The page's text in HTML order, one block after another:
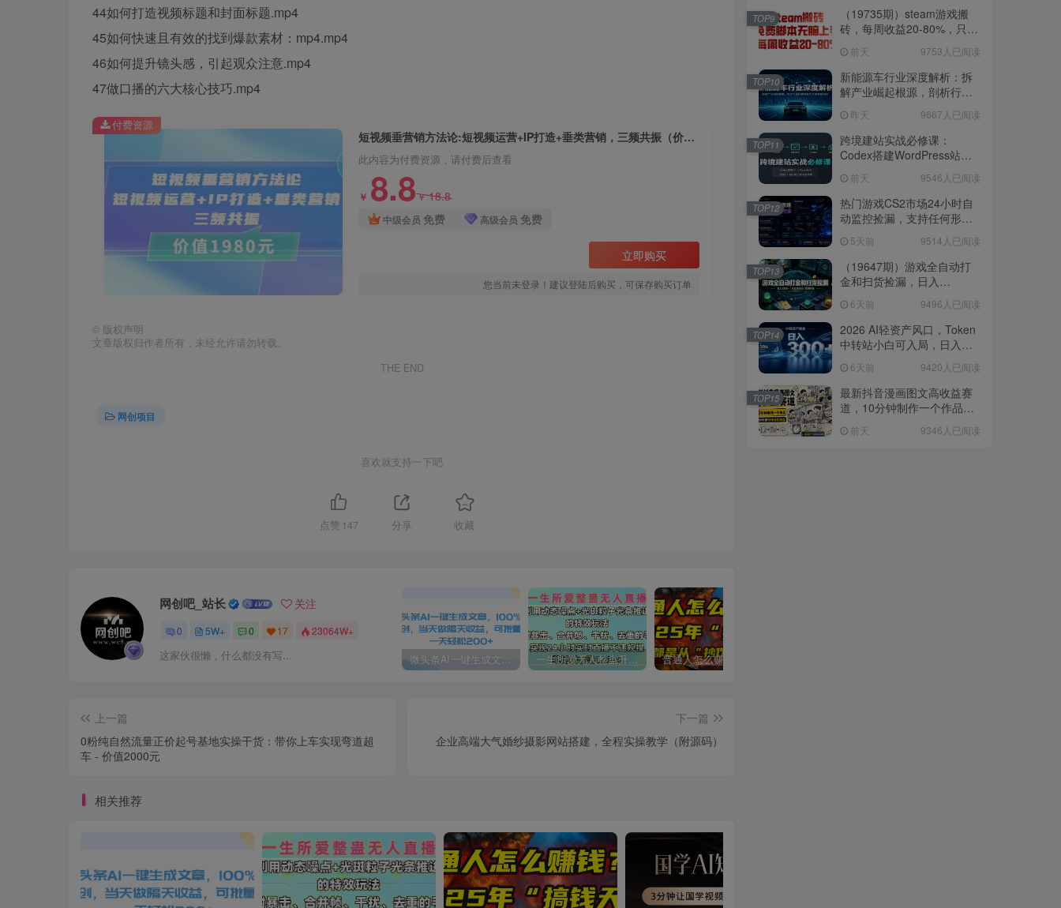
44如何打造视频标题和封面标题.mp4
45如何快速且有效的找到爆款素材：mp4.mp4
46如何提升镜头感，引起观众注意.mp4
47做口播的六大核心技巧.mp4
短视频垂营销方法论:短视频运营+IP打造+垂类营销，三频共振（价值1980）
此内容为付费资源，请付费后查看
￥ 8.8￥18.8
中级会员 免费 高级会员 免费
立即购买
您当前未登录！建议登陆后购买，可保存购买订单
付费资源
© 版权声明
文章版权归作者所有，未经允许请勿转载。
THE END
网创项目
喜欢就支持一下吧
点赞 147 分享 收藏
网创吧_站长 关注
0 5W+ 0 17 23064W+
这家伙很懒，什么都没有写... 一生所爱无人整蛊升级版9.0，利用动态噪点+光斑粒子光条推进的特效玩法，内附暴击、合并帧、干扰、去重的手法，实现24小时实时直播不违规操，单场日入1500+，小白也能无脑驾驭
上一篇
0粉纯自然流量正价起号基地实操干货：带你上车实现弯道超
车 - 价值2000元
下一篇
企业高端大气婚纱摄影网站搭建，全程实操教学（附源码）
相关推荐
（19735期）steam游戏搬
砖，每周收益20-80%，只需
万，零风险长期做
前天 9753人已阅读
TOP9
新能源车行业深度解析：拆
解产业崛起根源，剖析行业
昨天 9667人已阅读
TOP10
跨境建站实战必修课：
Codex搭建WordPress站
量阵地
前天 9546人已阅读
TOP11
热门游戏CS2市场24小时自
动监控捡漏，支持任何形式
手，日入300+【揭秘】
5天前 9514人已阅读
TOP12
（19647期）游戏全自动打
金和扫货捡漏，日入
可做！
6天前 9496人已阅读
TOP13
2026 AI轻资产风口，Token
中转站小白可入局，日入
6天前 9420人已阅读
TOP14
最新抖音漫画图文高收益赛
道，10分钟制作一个作品，
前天 9346人已阅读
TOP15